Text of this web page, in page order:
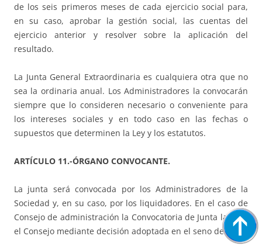
de los seis primeros meses de cada ejercicio social para,
en su caso, aprobar la gestión social, las cuentas del
ejercicio anterior y resolver sobre la aplicación del
resultado.
La Junta General Extraordinaria es cualquiera otra que no
sea la ordinaria anual. Los Administradores la convocarán
siempre que lo consideren necesario o conveniente para
los intereses sociales y en todo caso en las fechas o
supuestos que determinen la Ley y los estatutos.
ARTÍCULO 11.-ÓRGANO CONVOCANTE.
La junta será convocada por los Administradores de la
Sociedad y, en su caso, por los liquidadores. En el caso de
Consejo de administración la Convocatoria de Junta la hará
el Consejo mediante decisión adoptada en el seno de este.